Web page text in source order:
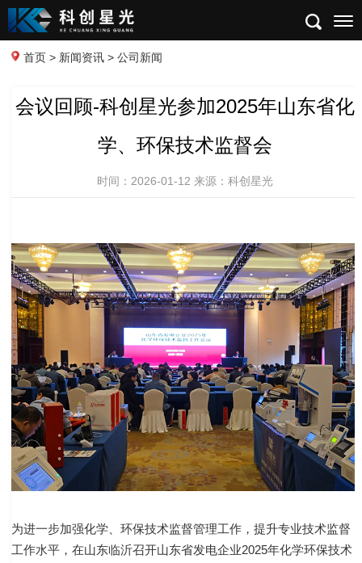
首页> 新闻资讯> 公司新闻
会议回顾-科创星光参加2025年山东省化
学、环保技术监督会
时间：2026-01-12 来源：科创星光
为进一步加强化学、环保技术监督管理工作，提升专业技术监督
工作水平，在山东临沂召开山东省发电企业2025年化学环保技术